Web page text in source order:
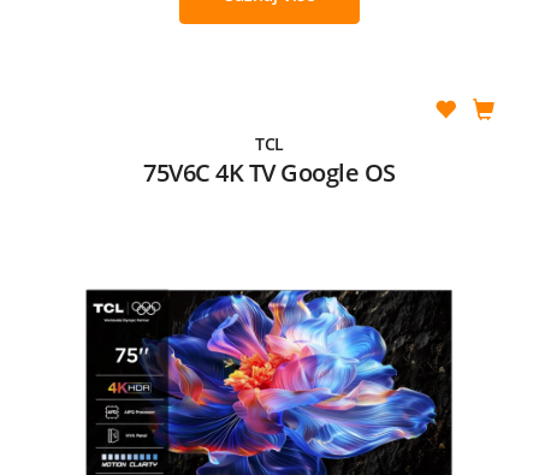
TCL
75V6C 4K TV Google OS